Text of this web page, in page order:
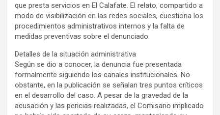
que presta servicios en El Calafate. El relato, compartido a
modo de visibilización en las redes sociales, cuestiona los
procedimientos administrativos internos y la falta de
medidas preventivas sobre el denunciado.
Detalles de la situación administrativa
Según se dio a conocer, la denuncia fue presentada
formalmente siguiendo los canales institucionales. No
obstante, en la publicación se señalan tres puntos críticos
en el desarrollo del caso. A pesar de la gravedad de la
acusación y las pericias realizadas, el Comisario implicado